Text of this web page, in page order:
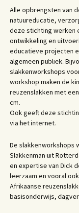
Alle opbrengsten van
natuureducatie,
deze stichting werken
ontwikkeling en
educatieve projecten
algemeen publiek.
slakkenworkshops
workshop maken de
reuzenslakken met
cm.
Ook geeft deze
via het internet.
De slakkenworkshops
Slakkenman uit
en expertise van Dick
leerzaam en vooral
Afrikaanse
basisonderwijs,